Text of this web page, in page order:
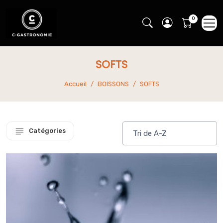
SOFTS
Accueil BOISSONS SOFTS
Catégories